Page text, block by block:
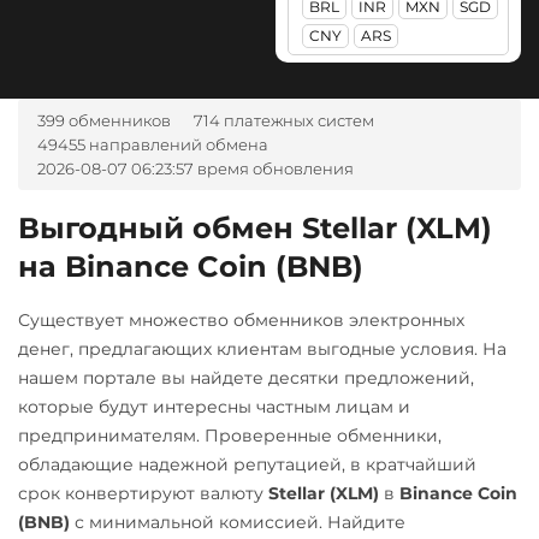
SOL
POL
ARB
AVAXC
OP
TON
Tron (TRX)
ERC20 TRC20
Uniswap (UNI)
ERC20
USD Coin (USDC)
ERC20 BEP20
SOL
Litecoin (LTC)
Maker (MKR)
Notcoin (NOT)
ONDO
Ontology (ONT)
Optimism (OP)
Pax Dollar (USDP)
ERC20
Pepe
RUB CASH-IN RUB
Беларусбанк BYN
ЕРИП Расчет BYN
Карта Unionpay CNY
Карта UZCARD UZS
Карта МИР RUB
USD RUB EUR
KZT
GBP CNY
THB
JPY
TRY BYN
CAD
AMD
HKD
BRL
INR MXN
SGD
CNY
ARS
399 обменников
714 платежных систем
49455 направлений обмена
2026-08-07 06:23:57 время обновления
Выгодный обмен Stellar (XLM)
на Binance Coin (BNB)
Существует множество обменников электронных
денег, предлагающих клиентам выгодные условия. На
нашем портале вы найдете десятки предложений,
которые будут интересны частным лицам и
предпринимателям. Проверенные обменники,
обладающие надежной репутацией, в кратчайший
срок конвертируют валюту Stellar (XLM) в Binance Coin
(BNB) с минимальной комиссией. Найдите